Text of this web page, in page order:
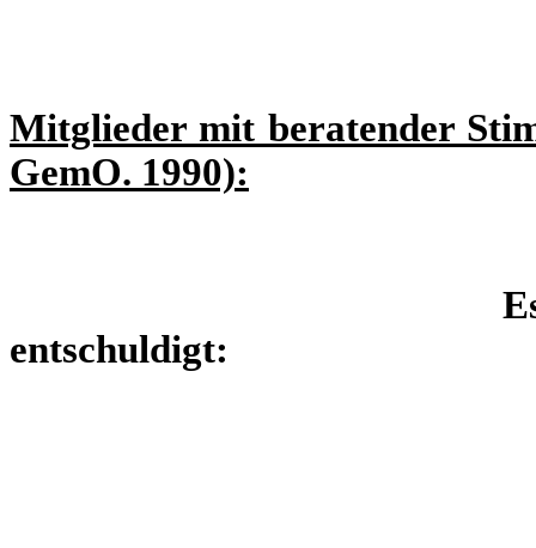
Mitglieder mit beratender
GemO. 1990):
entschuldigt: